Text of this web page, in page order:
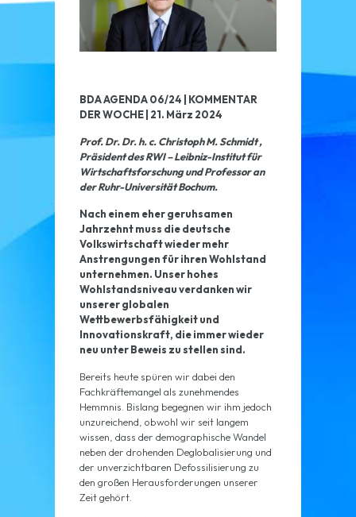
BDA AGENDA 06/24 | KOMMENTAR
DER WOCHE | 21. März 2024
Prof. Dr. Dr. h. c. Christoph M. Schmidt ,
Präsident des RWI – Leibniz-Institut für
Wirtschaftsforschung und Professor an
der Ruhr-Universität Bochum.
Nach einem eher geruhsamen
Jahrzehnt muss die deutsche
Volkswirtschaft wieder mehr
Anstrengungen für ihren Wohlstand
unternehmen. Unser hohes
Wohlstandsniveau verdanken wir
unserer globalen
Wettbewerbsfähigkeit und
Innovationskraft, die immer wieder
neu unter Beweis zu stellen sind.
Bereits heute spüren wir dabei den
Fachkräftemangel als zunehmendes
Hemmnis. Bislang begegnen wir ihm jedoch
unzureichend, obwohl wir seit langem
wissen, dass der demographische Wandel
neben der drohenden Deglobalisierung und
der unverzichtbaren Defossilisierung zu
den großen Herausforderungen unserer
Zeit gehört.